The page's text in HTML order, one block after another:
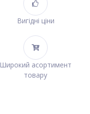
Вигідні ціни
Широкий асортимент
товару